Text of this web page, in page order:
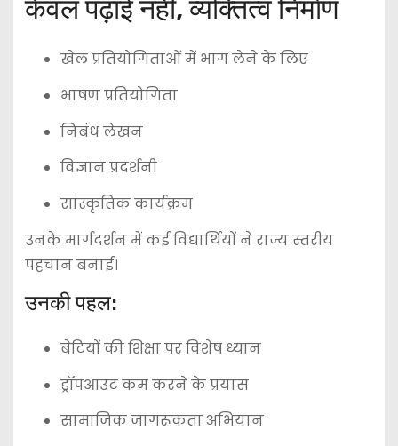
केवल पढ़ाई नहीं, व्यक्तित्व निर्माण
खेल प्रतियोगिताओं में भाग लेने के लिए
भाषण प्रतियोगिता
निबंध लेखन
विज्ञान प्रदर्शनी
सांस्कृतिक कार्यक्रम
उनके मार्गदर्शन में कई विद्यार्थियों ने राज्य स्तरीय
पहचान बनाई।
उनकी पहल:
बेटियों की शिक्षा पर विशेष ध्यान
ड्रॉपआउट कम करने के प्रयास
सामाजिक जागरूकता अभियान